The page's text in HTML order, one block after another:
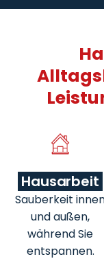
Hausarbeit
Sauberkeit
und außen,
während Sie
entspannen.